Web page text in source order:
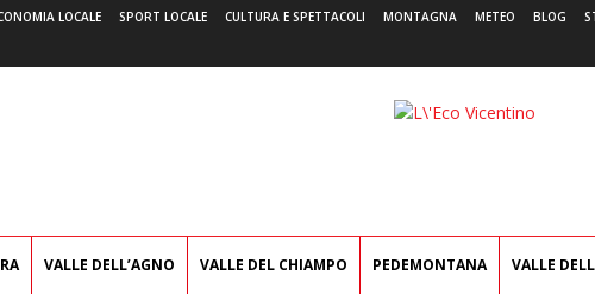
LOCALE SPORT LOCALE CULTURA E SPETTACOLI MONTAGNA METEO BLOG
L'Eco
VALLE DELL’AGNO VALLE DEL CHIAMPO PEDEMONTANA VALLE